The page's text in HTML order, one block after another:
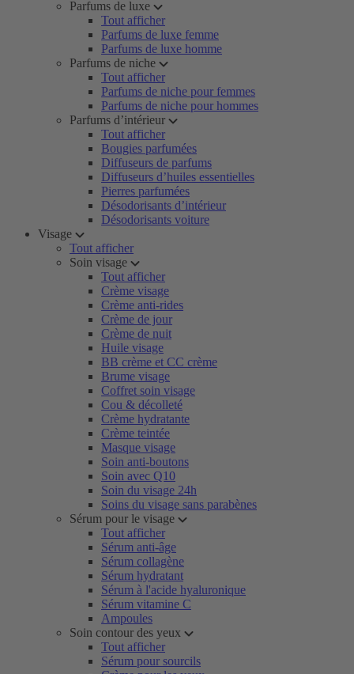
Parfums de luxe
Tout afficher
Parfums de luxe femme
Parfums de luxe homme
Parfums de niche
Tout afficher
Parfums de niche pour femmes
Parfums de niche pour hommes
Parfums d’intérieur
Tout afficher
Bougies parfumées
Diffuseurs de parfums
Diffuseurs d’huiles essentielles
Pierres parfumées
Désodorisants d’intérieur
Désodorisants voiture
Visage
Tout afficher
Soin visage
Tout afficher
Crème visage
Crème anti-rides
Crème de jour
Crème de nuit
Huile visage
BB crème et CC crème
Brume visage
Coffret soin visage
Cou & décolleté
Crème hydratante
Crème teintée
Masque visage
Soin anti-boutons
Soin avec Q10
Soin du visage 24h
Soins du visage sans parabènes
Sérum pour le visage
Tout afficher
Sérum anti-âge
Sérum collagène
Sérum hydratant
Sérum à l'acide hyaluronique
Sérum vitamine C
Ampoules
Soin contour des yeux
Tout afficher
Sérum pour sourcils